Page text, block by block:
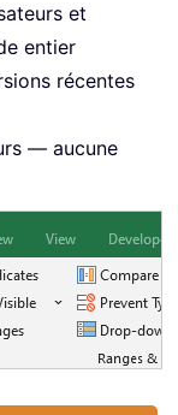
et
entier
récentes
— aucune